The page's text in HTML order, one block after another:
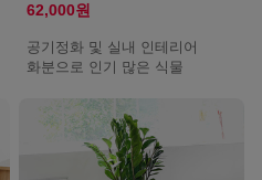
62,000원
공기정화 및 실내 인테리어
화분으로 인기 많은 식물